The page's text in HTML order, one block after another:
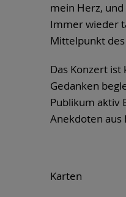
mein Herz, und
Immer wieder
Mittelpunkt
Das Konzert
Gedanken
Publikum aktiv
Anekdoten aus
Karten